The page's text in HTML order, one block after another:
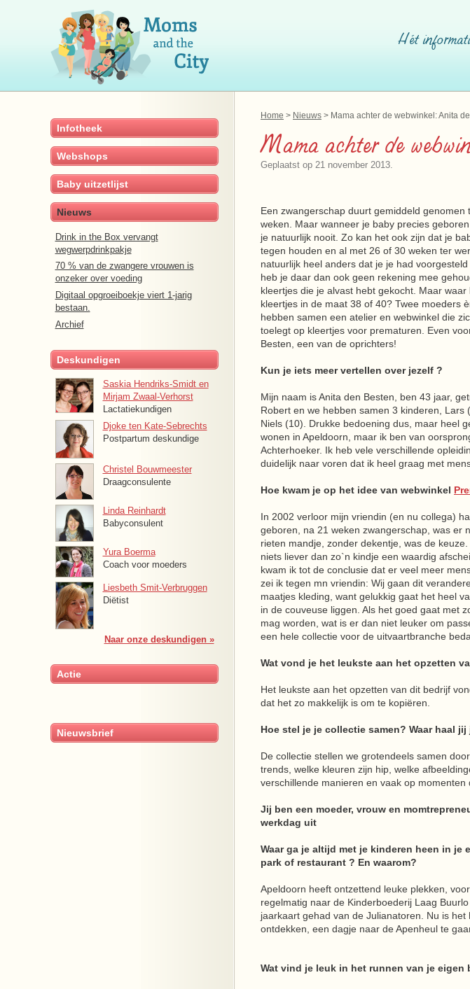
Hét
Home Nieuws Mama achter de webwinkel: Anita
Mama achter de
Geplaatst op 21 november 2013.
Een zwangerschap duurt gemiddeld genomen
weken. Maar wanneer je baby precies
je natuurlijk nooit. Zo kan het ook zijn dat je
tegen houden en al met 26 of 30 weken ter
natuurlijk heel anders dat je je had
heb je daar dan ook geen rekening mee
kleertjes die je alvast hebt gekocht. Maar waar
kleertjes in de maat 38 of 40? Twee moeders
hebben samen een atelier en webwinkel die
toelegt op kleertjes voor prematuren. Even
Besten, een van de oprichters!
Kun je iets meer vertellen over jezelf ?
Mijn naam is Anita den Besten, ben 43 jaar,
Robert en we hebben samen 3 kinderen, Lars
Niels (10). Drukke bedoening dus, maar heel
wonen in Apeldoorn, maar ik ben van
Achterhoeker. Ik heb vele verschillende
duidelijk naar voren dat ik heel graag met
Hoe kwam je op het idee van webwinkel
In 2002 verloor mijn vriendin (en nu collega)
geboren, na 21 weken zwangerschap, was er
rieten mandje, zonder dekentje, was de
niets liever dan zo`n kindje een waardig
kwam ik tot de conclusie dat er veel meer
zei ik tegen mn vriendin: Wij gaan dit
maatjes kleding, want gelukkig gaat het heel
in de couveuse liggen. Als het goed gaat met
mag worden, wat is er dan niet leuker om
een hele collectie voor de uitvaartbranche
Wat vond je het leukste aan het opzetten
Het leukste aan het opzetten van dit bedrijf
dat het zo makkelijk is om te kopiëren.
Hoe stel je je collectie samen? Waar haal
De collectie stellen we grotendeels samen
trends, welke kleuren zijn hip, welke
verschillende manieren en vaak op
Jij ben een moeder, vrouw en
werkdag uit
Waar ga je altijd met je kinderen heen in
park of restaurant ? En waarom?
Apeldoorn heeft ontzettend leuke plekken,
regelmatig naar de Kinderboederij Laag
jaarkaart gehad van de Julianatoren. Nu is
ontdekken, een dagje naar de Apenheul te
Wat vind je leuk in het runnen van je eigen
Infotheek
Webshops
Baby uitzetlijst
Nieuws
Drink in the Box vervangt
wegwerpdrinkpakje
70 % van de zwangere vrouwen is
onzeker over voeding
Digitaal opgroeiboekje viert 1-jarig
bestaan.
Archief
Deskundigen
Saskia Hendriks-Smidt en
Mirjam Zwaal-Verhorst
Lactatiekundigen
Djoke ten Kate-Sebrechts
Postpartum deskundige
Christel Bouwmeester
Draagconsulente
Linda Reinhardt
Babyconsulent
Yura Boerma
Coach voor moeders
Liesbeth Smit-Verbruggen
Diëtist
Naar onze deskundigen »
Actie
Nieuwsbrief